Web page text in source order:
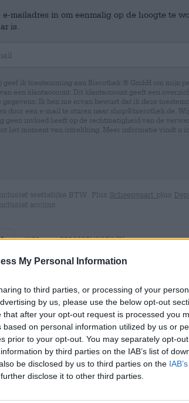
My Personal Information
to third parties, or processing of your
by us, please use the below opt-out
after your opt-out request is processed you
on personal information utilized by us or
prior to your opt-out. You may separately opt-
by third parties on the IAB’s list of
be disclosed by us to third parties on the
disclose it to other third parties.
mailadres in om eenmalig op de hoogte te
is.
geef ik toestemming aan Bierothek ® GmbH om mijn
een klantaccount. Dit klantaccount geeft een
gegevens. Ik ben me ervan bewust dat ik deze
door een e-mail te sturen naar shop@bierothek.de.
geen invloed heeft op de rechtmatigheid van de
het moment van intrekking. Meer informatie vindt u
wettelijke BTW. Plus Scheepvaart plus
accijns
Info Beoordelingen(0)
is een veelzijdige citrusvrucht uit China,
wereld heeft verspreid. De bomen dragen het
de vroege zomer geurige witte bloemen. De
winter door geoogst worden. Je kunt alle
aanbrengen. Je kunt het sap eruit persen,
te halen, het vruchtvlees vers eten, en je
uitstekend met chocolade, honing brengt de
warmte. Wij zijn dol op frisse
ook tegen drankjes met sinaasappel zeggen
uit Paderborn heeft bijvoorbeeld met